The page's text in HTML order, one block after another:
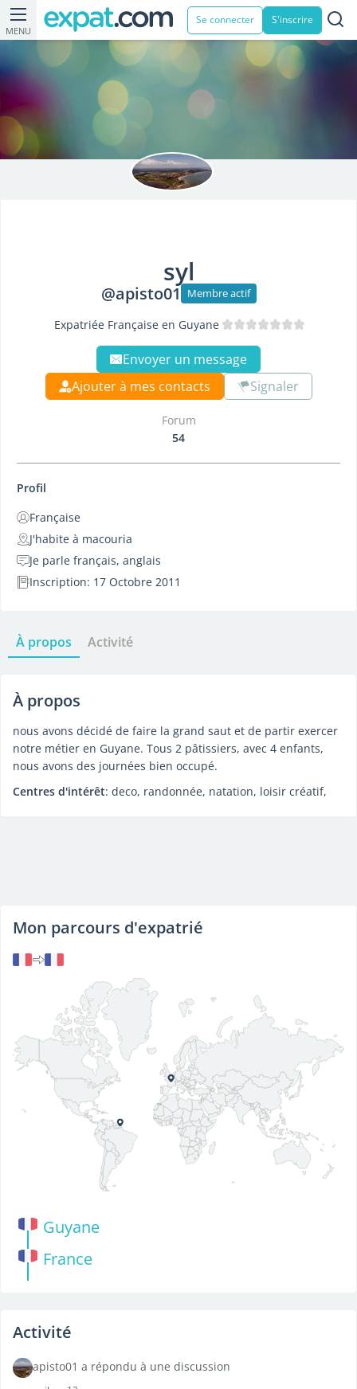
MENU
Se connecter S'inscrire
syl
@apisto01 Membre actif
Expatriée Française en Guyane
Envoyer un message
Ajouter à mes contacts
Signaler
Forum
54
Profil
Française
J'habite à macouria
Je parle français, anglais
Inscription: 17 Octobre 2011
À propos Activité
À propos
nous avons décidé de faire la grand saut et de partir exercer
notre métier en Guyane. Tous 2 pâtissiers, avec 4 enfants,
nous avons des journées bien occupé.
Centres d'intérêt: deco, randonnée, natation, loisir créatif,
Mon parcours d'expatrié
Guyane
France
Activité
apisto01 a répondu à une discussion